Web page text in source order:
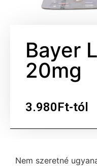
Bayer
20mg
3.980Ft-tól
Nem szeretné